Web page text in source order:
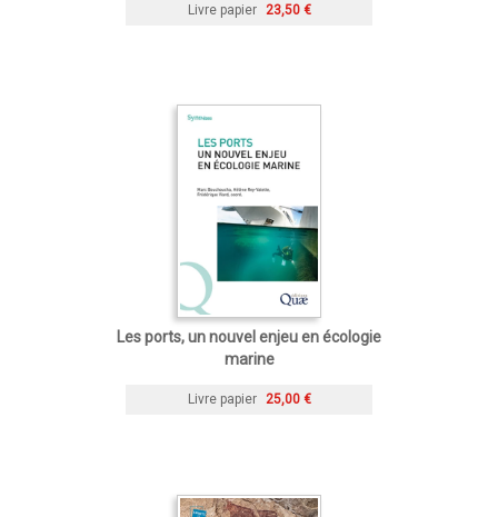
Livre papier 23,50 €
Les ports, un nouvel enjeu en écologie
marine
Livre papier 25,00 €